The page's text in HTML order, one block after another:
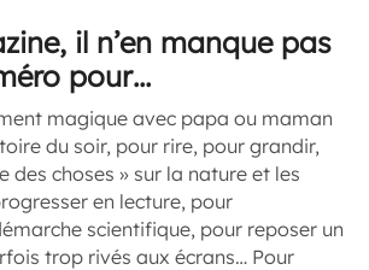
il n’en manque pas
pour…
magique avec papa ou maman
du soir, pour rire, pour grandir,
des choses » sur la nature et les
en lecture, pour
scientifique, pour reposer un
trop rivés aux écrans… Pour